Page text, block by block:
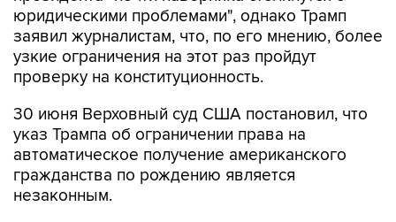
юридическими проблемами", однако Трамп
заявил журналистам, что, по его мнению, более
узкие ограничения на этот раз пройдут
проверку на конституционность.
30 июня Верховный суд США постановил, что
указ Трампа об ограничении права на
автоматическое получение американского
гражданства по рождению является
незаконным.